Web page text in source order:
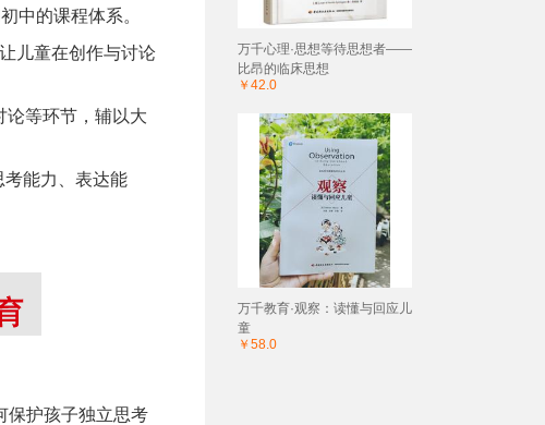
中的课程体系。
儿童在创作与讨论
论等环节，辅以大
能力、表达能
保护孩子独立思考
万千心理·思想等待思想者——
比昂的临床思想
￥42.0
万千教育·观察：读懂与回应儿
童
￥58.0